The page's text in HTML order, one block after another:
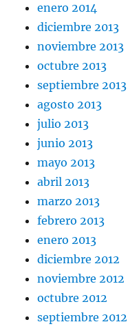
enero 2014
diciembre 2013
noviembre 2013
octubre 2013
septiembre 2013
agosto 2013
julio 2013
junio 2013
mayo 2013
abril 2013
marzo 2013
febrero 2013
enero 2013
diciembre 2012
noviembre 2012
octubre 2012
septiembre 2012